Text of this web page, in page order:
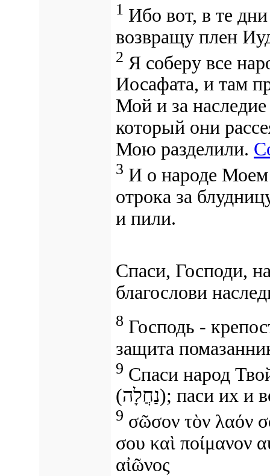
1 Ибо вот, в те
возвращу плен
2 Я соберу все
Иосафата, и там
Мой и за
который они
Мою разделили.
3 И о народе Моем
отрока за
и пили.
Спаси, Господи,
благослови
8 Господь -
защита
9 Спаси народ
(נַחֲלָה); паси их и
9 σῶσον τὸν λαόν
σου καὶ ποίμανον
αἰῶνος